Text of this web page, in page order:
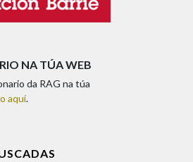
NA TÚA WEB
da RAG na túa
aquí.